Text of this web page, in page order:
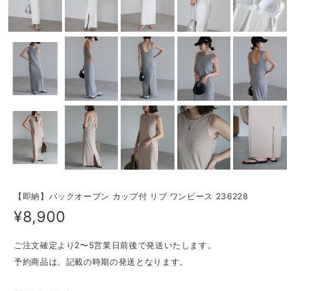
【即納】バックオープン カップ付 リブ ワンピース 236228
¥8,900
ご注文確定より2〜5営業日前後で発送いたします。
予約商品は、記載の時期の発送となります。